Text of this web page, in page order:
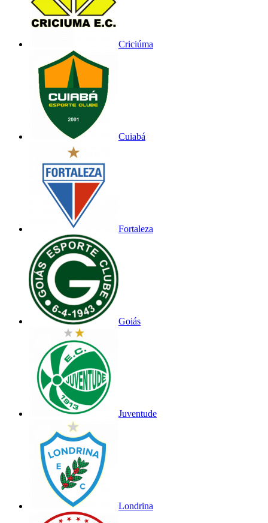
Criciúma
Cuiabá
Fortaleza
Goiás
Juventude
Londrina